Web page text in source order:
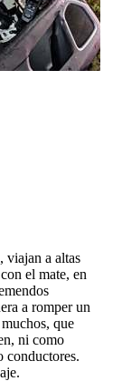
viajan a altas
el mate, en
a romper un
que
ni como
conductores.